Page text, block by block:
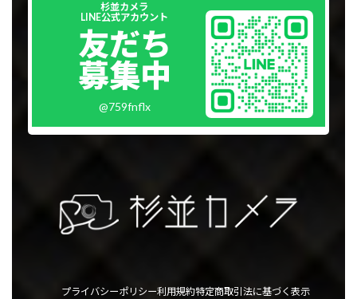
杉並カメラ
LINE公式アカウント
友だち
募集中
@759fnflx
プライバシーポリシー利用規約特定商取引法に基づく表示